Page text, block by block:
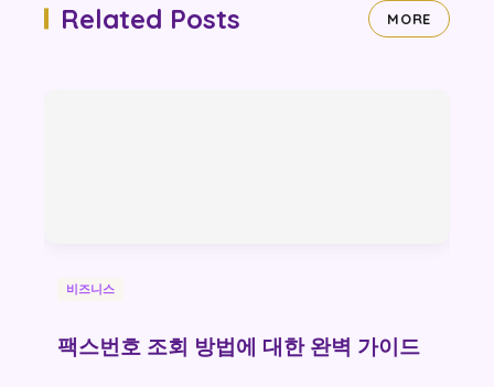
Related Posts MORE
비즈니스
팩스번호 조회 방법에 대한 완벽 가이드